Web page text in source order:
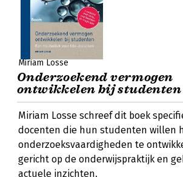
Miriam Losse
Onderzoekend vermogen
ontwikkelen bij studenten
Miriam Losse schreef dit boek
docenten die hun studenten willen
onderzoeksvaardigheden te
gericht op de onderwijspraktijk en
actuele inzichten.